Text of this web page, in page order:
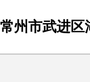
常州市武进区